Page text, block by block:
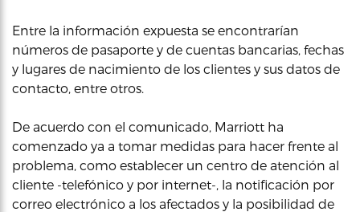
Entre la información expuesta se encontrarían
números de pasaporte y de cuentas bancarias, fechas
y lugares de nacimiento de los clientes y sus datos de
contacto, entre otros.
De acuerdo con el comunicado, Marriott ha
comenzado ya a tomar medidas para hacer frente al
problema, como establecer un centro de atención al
cliente -telefónico y por internet-, la notificación por
correo electrónico a los afectados y la posibilidad de